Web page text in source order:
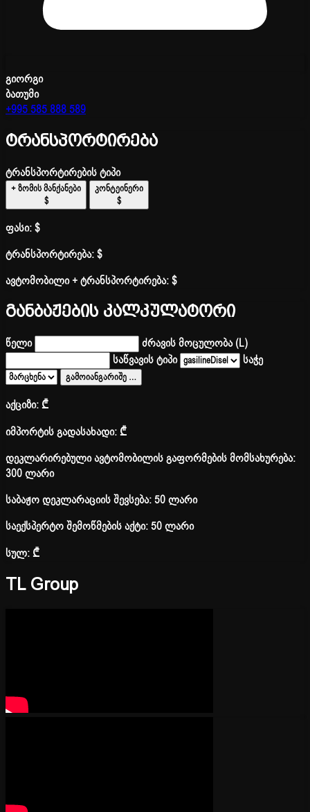
გიორგი
ბათუმი
+995 585 888 589
ტრანსპორტირება
ტრანსპორტირების ტიპი
+ ზომის მანქანები
$
კონტეინერი
$
ფასი:$
ტრანსპორტირება:$
ავტომობილი + ტრანსპორტირება:$
განბაჟების კალკულატორი
წელი
ძრავის მოცულობა (L)
საწვავის ტიპი
საჭე
გამოიანგარიშე …
აქციზი:₾
იმპორტის გადასახადი:₾
დეკლარირებული ავტომობილის გაფორმების მომსახურება:
300 ლარი
საბაჟო დეკლარაციის შევსება: 50 ლარი
საექსპერტო შემოწმების აქტი: 50 ლარი
სულ:₾
TL Group